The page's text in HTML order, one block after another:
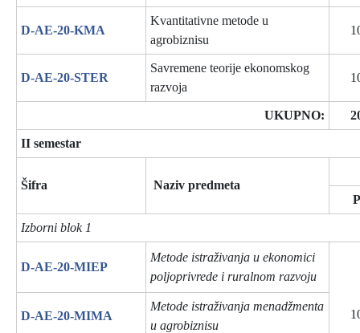
D-AE-20-KMA
Kvantitativne metode u
agrobiznisu
D-AE-20-STER
Savremene teorije ekonomskog
razvoja
UKUPNO:
II semestar
Šifra
Naziv predmeta
P
Izborni blok 1
D-AE-20-MIEP
Metode istraživanja u ekonomici
poljoprivrede i ruralnom razvoju
D-AE-20-MIMA
Metode istraživanja menadžmenta
u agrobiznisu